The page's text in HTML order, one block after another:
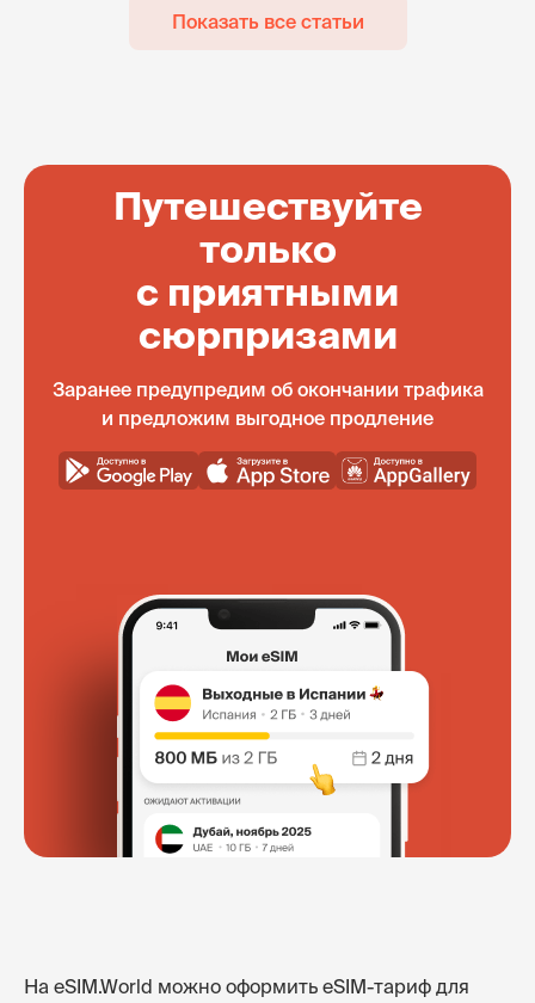
Показать все статьи
Путешествуйте
только
с приятными
сюрпризами
Заранее предупредим об окончании трафика
и предложим выгодное продление
На eSIM.World можно оформить eSIM-тариф для